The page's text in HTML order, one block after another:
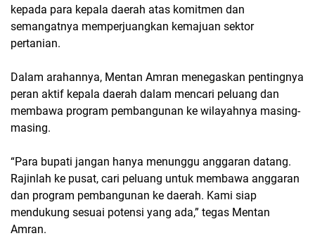
kepada para kepala daerah atas komitmen dan
semangatnya memperjuangkan kemajuan sektor
pertanian.
Dalam arahannya, Mentan Amran menegaskan pentingnya
peran aktif kepala daerah dalam mencari peluang dan
membawa program pembangunan ke wilayahnya masing-
masing.
“Para bupati jangan hanya menunggu anggaran datang.
Rajinlah ke pusat, cari peluang untuk membawa anggaran
dan program pembangunan ke daerah. Kami siap
mendukung sesuai potensi yang ada,” tegas Mentan
Amran.